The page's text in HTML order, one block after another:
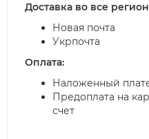
Доставка во все
Новая почта
Укрпочта
Оплата:
Наложенный
Предоплата на
счет